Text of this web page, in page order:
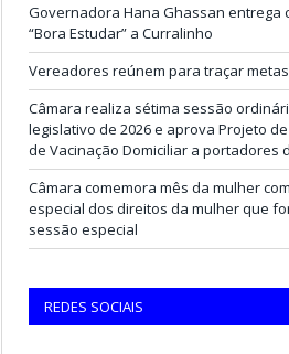
Governadora Hana Ghassan entrega
“Bora Estudar” a Curralinho
Vereadores reúnem para traçar
Câmara realiza sétima sessão
legislativo de 2026 e aprova Projeto
de Vacinação Domiciliar a portadores
Câmara comemora mês da mulher
especial dos direitos da mulher que
sessão especial
REDES SOCIAIS